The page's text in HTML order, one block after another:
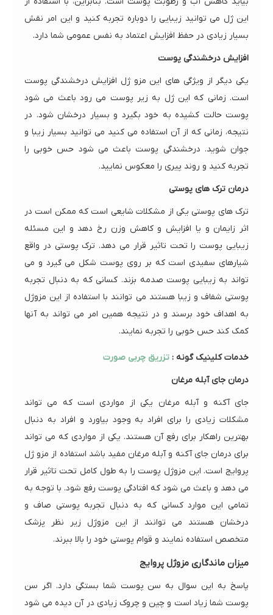
این ژل می توانید زیبایی را دوباره تجربه کنید و این امر نقش
بسیار زیادی در حفظ افزایش اعتماد به نفس عمومی شما دارد.
افزایش درخشندگی پوست
یکی دیگر از ویژگی های این مزو ژل افزایش درخشندگی پوست
است. زمانی که این ژل به زیر پوست می رود باعث می شود
پوست حالت کشیده به خود بگیرد و بسیار درخشان شود. در
نتیجه، زمانی که از آن استفاده می کنید می توانید بسیار زیبا و
جوان شوید. درخشندگی پوست باعث می شود حس خوبی را
تجربه کنید و روند پیری را معکوس نمایید.
درمان ترک های پوستی
ترک های پوستی یکی از مشکلات شایعی است که ممکن است در
اثر زایمان و یا افزایش و کاهش وزن رخ دهد و این مسئله
زیبایی پوست را تحت تاثیر قرار می دهد. ترک پوستی در واقع
شیارهای سفیدی است که بر روی پوست شکل می گیرد و می
تواند به زیبایی پوست صدمه بزند. کسانی که به دنبال تجربه
پوستی شفاف و زیبا هستند می توانند با استفاده از این مزوژل
به اهداف خود برسند و در نتیجه همین امر می تواند به آنها
کمک کند حس خوبی را تجربه نمایند.
خدمات کلینیک گونه : تزریق چربی صورت
درمان جای آبله مرغان
جای آکنه و آبله مرغان یکی از مواردی است که می تواند
مشکلات زیادی را برای افراد به وجود بیاورد و افراد به دنبال
بهترین راهکار برای رفع آن هستند. یکی از مواردی که می تواند
برای درمان جای آکنه و آبله مرغان مفید باشد استفاده از مزو ژل
پروایج است. این مزوژل پوست را به طول کامل تحت تاثیر قرار
می دهد و باعث می شود که افتادگی پوست رفع شود. با توجه به
تمامی این موارد کسانی که به دنبال تجربه پوستی صاف و
درخشان هستند می توانند از این مزوژل زیر نظر پزشک
متخصص استفاده نمایند و قوام پوستی خود را بالا ببرند.
میزان ماندگاری مزوژل پروایج
پاسخ به این سوال به سن پوست شما بستگی دارد. اگر سن
پوست شما زیاد است و چین و چروک زیادی در آن دیده می شود